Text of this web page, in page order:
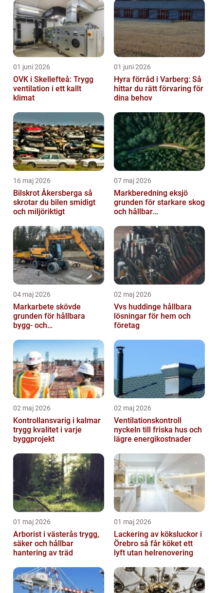
01 juni 2026
OVK i Skellefteå: Trygg
ventilation i ett kallt
klimat
01 juni 2026
Hyra förråd i Varberg: Så
hittar du rätt förvaring för
dina behov
16 maj 2026
Bilskrot Åkersberga så
skrotar du bilen smidigt
och miljöriktigt
07 maj 2026
Markberedning eksjö
grunden för starkare skog
och hållbar
04 maj 2026
Markarbete skövde
grunden för hållbara
bygg- och
02 maj 2026
Vvs huddinge hållbara
lösningar för hem och
företag
02 maj 2026
Kontrollansvarig i kalmar
trygg kvalitet i varje
byggprojekt
02 maj 2026
Ventilationskontroll
nyckeln till friska hus och
lägre energikostnader
01 maj 2026
Arborist i västerås trygg,
säker och hållbar
hantering av träd
01 maj 2026
Lackering av köksluckor i
Örebro så får köket ett
lyft utan helrenovering